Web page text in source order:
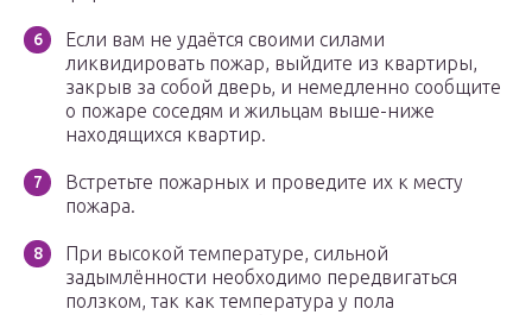
Если вам не удаётся своими силами
ликвидировать пожар, выйдите из квартиры,
закрыв за собой дверь, и немедленно сообщите
о пожаре соседям и жильцам выше-ниже
находящихся квартир.
Встретьте пожарных и проведите их к месту
пожара.
При высокой температуре, сильной
задымлённости необходимо передвигаться
ползком, так как температура у пола